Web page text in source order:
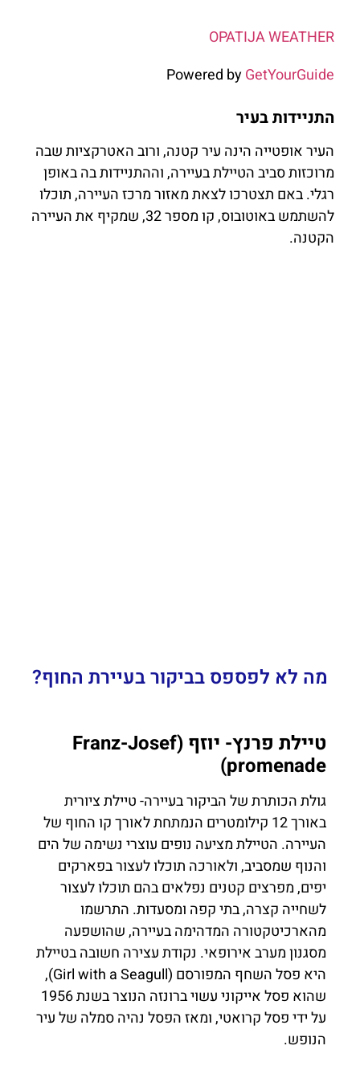
OPATIJA WEATHER
Powered byGetYourGuide
התניידות בעיר
העיר אופטייה הינה עיר קטנה, ורוב האטרקציות שבה
מרוכזות סביב הטיילת בעיירה, וההתניידות בה באופן
רגלי. באם תצטרכו לצאת מאזור מרכז העיירה, תוכלו
להשתמש באוטובוס, קו מספר 32, שמקיף את העיירה
הקטנה.
מה לא לפספס בביקור בעיירת החוף?
טיילת פרנץ- יוזף (Franz-Josef
promenade)
גולת הכותרת של הביקור בעיירה- טיילת ציורית
באורך 12 קילומטרים הנמתחת לאורך קו החוף של
העיירה. הטיילת מציעה נופים עוצרי נשימה של הים
והנוף שמסביב, ולאורכה תוכלו לעצור בפארקים
יפים, מפרצים קטנים נפלאים בהם תוכלו לעצור
לשחייה קצרה, בתי קפה ומסעדות. התרשמו
מהארכיטקטורה המדהימה בעיירה, שהושפעה
מסגנון מערב אירופאי. נקודת עצירה חשובה בטיילת
היא פסל השחף המפורסם (Girl with a Seagull),
שהוא פסל אייקוני עשוי ברונזה הנוצר בשנת 1956
על ידי פסל קרואטי, ומאז הפסל נהיה סמלה של עיר
הנופש.